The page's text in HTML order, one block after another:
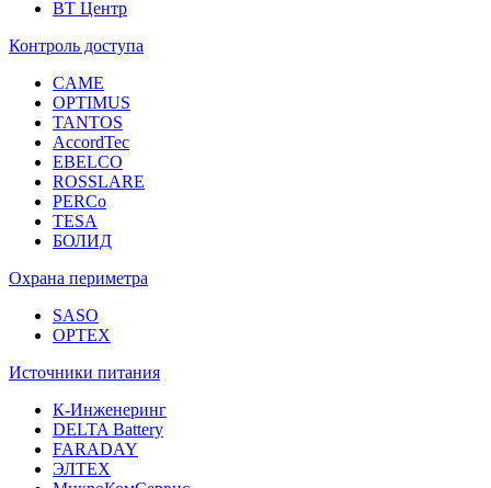
ВТ Центр
Контроль доступа
CAME
OPTIMUS
TANTOS
AccordTec
EBELCO
ROSSLARE
PERCo
TESA
БОЛИД
Охрана периметра
SASO
OPTEX
Источники питания
К-Инженеринг
DELTA Battery
FARADAY
ЭЛТЕХ